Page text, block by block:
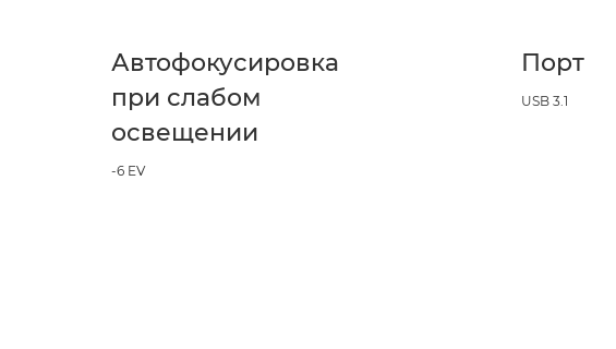
Автофокусировка
при слабом
освещении
-6 EV
Порт
USB 3.1